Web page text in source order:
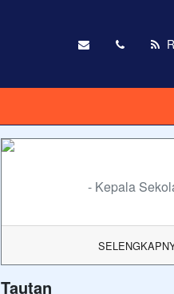
- Kepala
Tautan